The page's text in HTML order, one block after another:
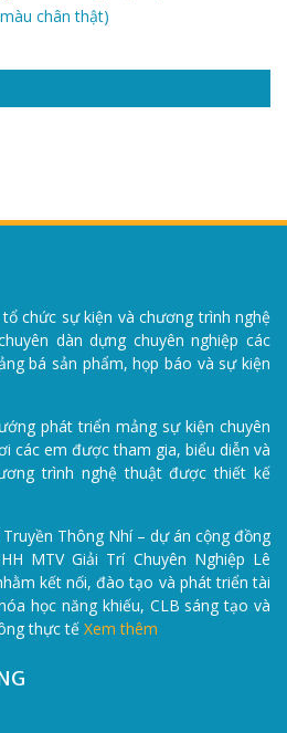
chân thật)
chức sự kiện và chương trình nghệ
dàn dựng chuyên nghiệp các
bá sản phẩm, họp báo và sự kiện
phát triển mảng sự kiện chuyên
các em được tham gia, biểu diễn và
trình nghệ thuật được thiết kế
Thông Nhí – dự án cộng đồng
MTV Giải Trí Chuyên Nghiệp Lê
kết nối, đào tạo và phát triển tài
học năng khiếu, CLB sáng tạo và
thực tế Xem thêm